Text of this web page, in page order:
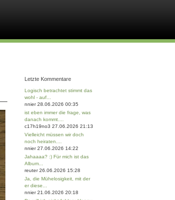
Letzte Kommentare
Logisch betrachtet stimmt das
wohl - auf...
nnier 28.06.2026 00:35
ist eben immer die frage, was
danach kommt....
c17h19no3 27.06.2026 21:13
Vielleicht müssen wir doch
noch heiraten....
nnier 27.06.2026 14:22
Jahaaaa? :) Für mich ist das
Album...
reuter 26.06.2026 15:28
Ja, die Mühelosigkeit, mit der
er diese...
nnier 21.06.2026 20:18